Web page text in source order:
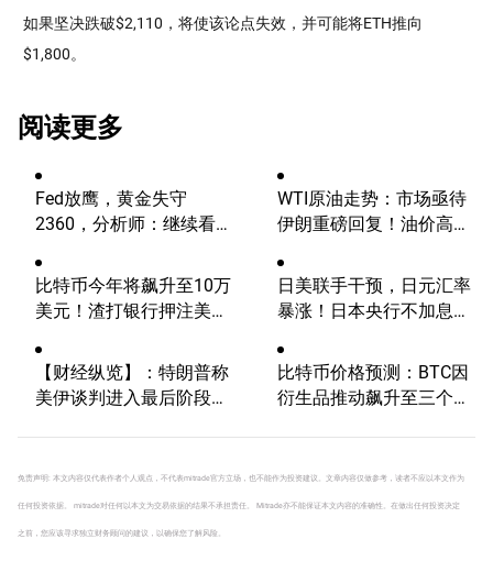
如果坚决跌破$2,110，将使该论点失效，并可能将ETH推向
$1,800。
阅读更多
Fed放鹰，黄金失守
2360，分析师：继续看
WTI原油走势：市场亟待
伊朗重磅回复！油价高波
比特币今年将飙升至10万
美元！渣打银行押注美国
日美联手干预，日元汇率
暴涨！日本央行不加息，
【财经纵览】：特朗普称
美伊谈判进入最后阶段、
业绩优于预期！
比特币价格预测：BTC因
衍生品推动飙升至三个月
免责声明: 本文内容仅代表作者个人观点，不代表mitrade官方立场，也不能作为投资建议。文章内容仅做参考，读者不应以本文作为
任何投资依据。 mitrade对任何以本文为交易依据的结果不承担责任。 Mitrade亦不能保证本文内容的准确性。在做出任何投资决定
之前，您应该寻求独立财务顾问的建议，以确保您了解风险。